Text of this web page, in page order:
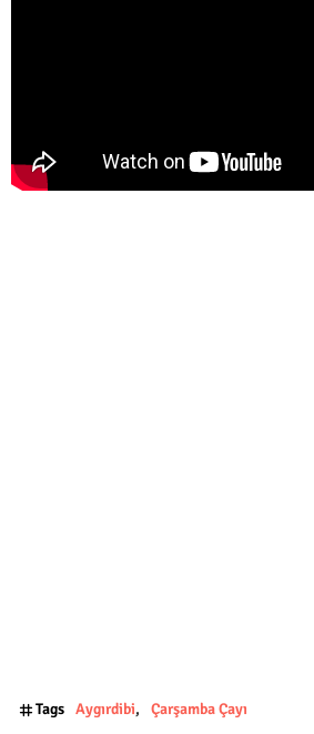
Tags Aygırdibi Çarşamba Çayı